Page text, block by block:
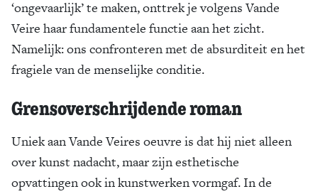
‘ongevaarlijk’ te maken, onttrek je volgens Vande
Veire haar fundamentele functie aan het zicht.
Namelijk: ons confronteren met de absurditeit en het
fragiele van de menselijke conditie.
Grensoverschrijdende roman
Uniek aan Vande Veires oeuvre is dat hij niet alleen
over kunst nadacht, maar zijn esthetische
opvattingen ook in kunstwerken vormgaf. In de